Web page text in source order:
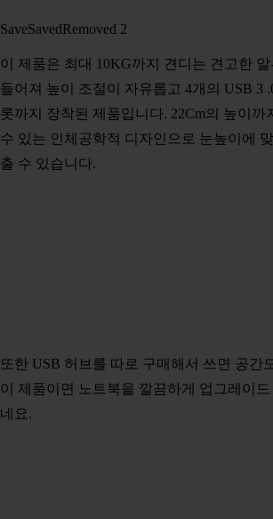
SaveSavedRemoved 2
이 제품은 최대 10KG까지 견디는 견고한
들어져 높이 조절이 자유롭고 4개의 USB 3
롯까지 장착된 제품입니다. 22Cm의 높이까
수 있는 인체공학적 디자인으로 눈높이에
출 수 있습니다.
또한 USB 허브를 따로 구매해서 쓰면 공간
이 제품이면 노트북을 깔끔하게 업그레이
네요.